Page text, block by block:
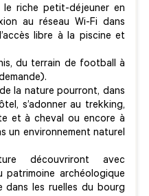
riche petit-déjeuner en
au réseau Wi-Fi dans
libre à la piscine et
du terrain de football à
la nature pourront, dans
s’adonner au trekking,
et à cheval ou encore à
un environnement naturel
découvriront avec
patrimoine archéologique
les ruelles du bourg